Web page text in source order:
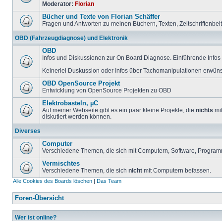
Moderator: Florian
Bücher und Texte von Florian Schäffer
Fragen und Antworten zu meinen Büchern, Texten,
OBD (Fahrzeugdiagnose) und Elektronik
OBD
Infos und Diskussionen zur On Board Diagnose. Einführende
Keinerlei Duskussion oder Infos über Tachomanipulationen
OBD OpenSource Projekt
Entwicklung von OpenSource Projekten zu OBD
Elektrobasteln, µC
Auf meiner Webseite gibt es ein paar kleine Projekte, die nichts
diskutiert werden können.
Diverses
Computer
Verschiedene Themen, die sich mit Computern, Software,
Vermischtes
Verschiedene Themen, die sich nicht mit Computern befassen.
Alle Cookies des Boards löschen | Das Team
Foren-Übersicht
Wer ist online?